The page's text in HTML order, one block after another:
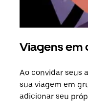
Viagens em
Ao convidar seus
sua viagem em
adicionar seu